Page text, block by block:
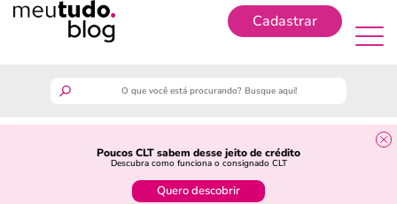
Cadastrar
Poucos CLT sabem desse jeito de crédito
Descubra como funciona o consignado CLT
Quero descobrir
guia do trabalhador